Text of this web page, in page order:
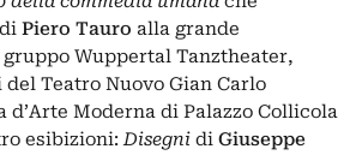
Piero Tauro alla grande
Wuppertal Tanztheater,
Teatro Nuovo Gian Carlo
d’Arte Moderna di Palazzo Collicola
esibizioni:Disegni di Giuseppe